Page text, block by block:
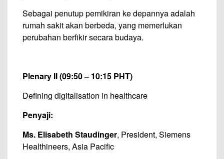
Sebagai penutup pemikiran ke depannya adalah
rumah sakit akan berbeda, yang memerlukan
perubahan berfikir secara budaya.
Plenary II (09:50 – 10:15 PHT)
Defining digitalisation in healthcare
Penyaji:
Ms. Elisabeth Staudinger, President, Siemens
Healthineers, Asia Pacific